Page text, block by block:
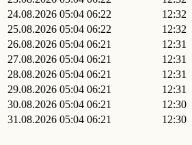
24.08.2026 05:04 06:22 12:32
25.08.2026 05:04 06:22 12:32
26.08.2026 05:04 06:21 12:31
27.08.2026 05:04 06:21 12:31
28.08.2026 05:04 06:21 12:31
29.08.2026 05:04 06:21 12:31
30.08.2026 05:04 06:21 12:30
31.08.2026 05:04 06:21 12:30